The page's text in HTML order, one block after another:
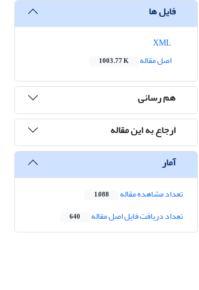
فایل ها
اصل مقاله
1003.77 K
هم رسانی
ارجاع به این مقاله
آمار
تعداد مشاهده مقاله 1,088
تعداد دریافت فایل اصل مقاله 640